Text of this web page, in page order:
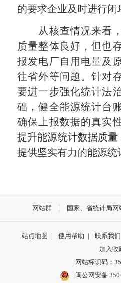
的要求企业及时进行闭
从核查情况来看，
质量整体良好，但也
报发电厂自用电量及
往省外等问题。针对
要进一步强化统计法
础，健全能源统计台
确保上报数据的真实
提升能源统计数据质量
提供坚实有力的能源统
网站群 国家、省统计局网
站点地图 | 使用帮助 | 联系我们
加入收
网站标识码：
闽公网安备